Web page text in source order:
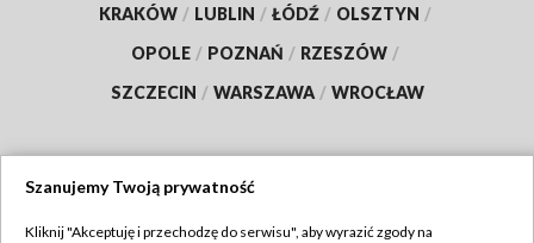
KRAKÓW / LUBLIN / ŁÓDŹ / OLSZTYN /
OPOLE / POZNAŃ / RZESZÓW /
SZCZECIN / WARSZAWA / WROCŁAW
Szanujemy Twoją prywatność
Kliknij "Akceptuję i przechodzę do serwisu", aby wyrazić zgody na